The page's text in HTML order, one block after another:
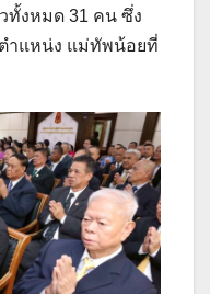
ทั้งหมด 31 คน ซึ่ง
ำแหน่ง แม่ทัพน้อยที่